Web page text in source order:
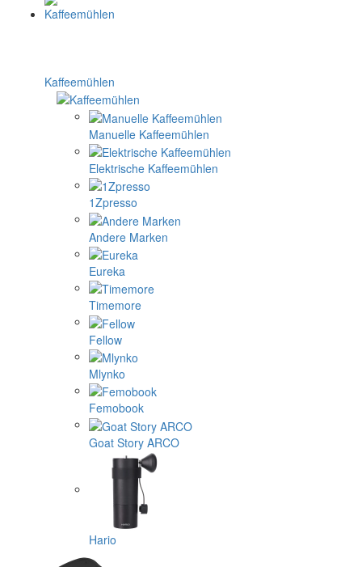
Kaffeemühlen
Manuelle Kaffeemühlen
Elektrische Kaffeemühlen
1Zpresso
Andere Marken
Eureka
Timemore
Fellow
Mlynko
Femobook
Goat Story ARCO
Hario